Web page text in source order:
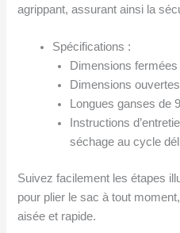
agrippant, assurant ainsi la
Spécifications :
Dimensions
Dimensions
Longues ganses de
Instructions
séchage au cycle
Suivez facilement les étapes
pour plier le sac à tout
aisée et rapide.